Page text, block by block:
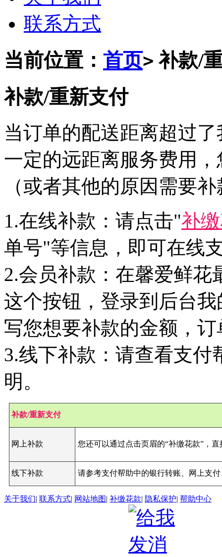
联系方式
当前位置： 首页> 补款/
补款/重新支付
当订单的配送距离超过
一定的远距离服务费用
（或者其他的原因需要
1.在线补款：请点击"补
单号"等信息，即可在线
2.会员补款：在馨爱鲜
这个按钮，登录到后台
写您想要补款的金额，
3.线下补款：请查看支付
明。
补款/重新支付
网上补款 您还可以通过点击页眉的“补缴花款”，
线下补款 请参考支付帮助中的银行转账、网上支
关于我们| 联系方式| 网站地图| 补缴花款| 隐私保护| 帮助中心